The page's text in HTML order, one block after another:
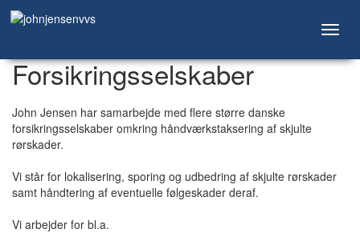
Forsikringsselskaber
John Jensen har samarbejde med flere større danske
forsikringsselskaber omkring håndværkstaksering af skjulte
rørskader.
Vi står for lokalisering, sporing og udbedring af skjulte rørskader
samt håndtering af eventuelle følgeskader deraf.
Vi arbejder for bl.a.